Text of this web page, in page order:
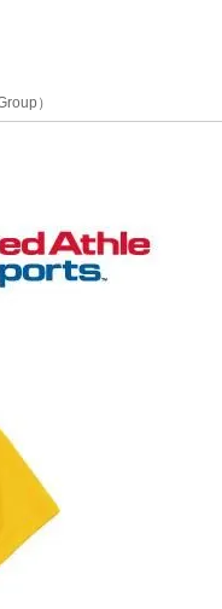
）